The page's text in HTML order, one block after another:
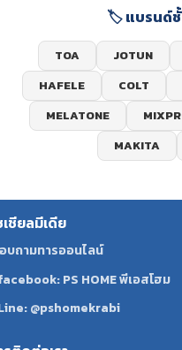
🏷️ แบรนด์ชั้
TOA JOTUN
HAFELE
COLT
MELATONE
MAKITA
เชียลมีเดีย
บถามทารออนไลน์
PS HOME พีเอสโฮม
@pshomekrabi